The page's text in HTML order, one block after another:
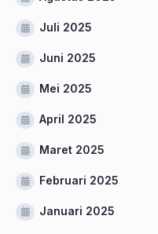
Juli 2025
Juni 2025
Mei 2025
April 2025
Maret 2025
Februari 2025
Januari 2025